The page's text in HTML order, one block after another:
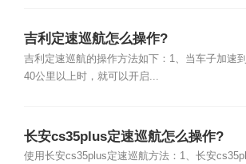
吉利定速巡航怎么操作?
吉利定速巡航的操作方法如下：1、当车子加速到
40公里以上时，就可以开启...
长安cs35plus定速巡航怎么操作?
使用长安cs35plus定速巡航方法：1、长安cs35pl